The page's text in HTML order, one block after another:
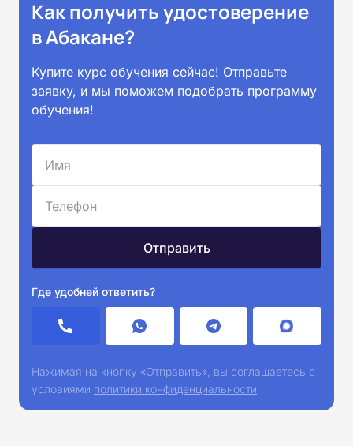
Как получить удостоверение
в Абакане?
Купите курс обучения сейчас! Отправьте
заявку, и мы поможем подобрать программу
обучения!
Где удобней ответить?
Нажимая на кнопку «Отправить», вы соглашаетесь с
условиями политики конфиденциальности